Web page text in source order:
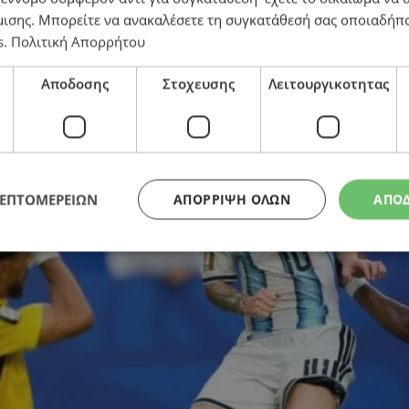
καλείται να ξεπεράσει το εμπόδιο της
. Μπορείτε να ανακαλέσετε τη συγκατάθεσή σας
. Πολιτική Απορρήτου
Αποδοσης Στοχευσης Λειτουργικοτητας
ΑΠΌΡΡΙΨΗ ΌΛΩΝ